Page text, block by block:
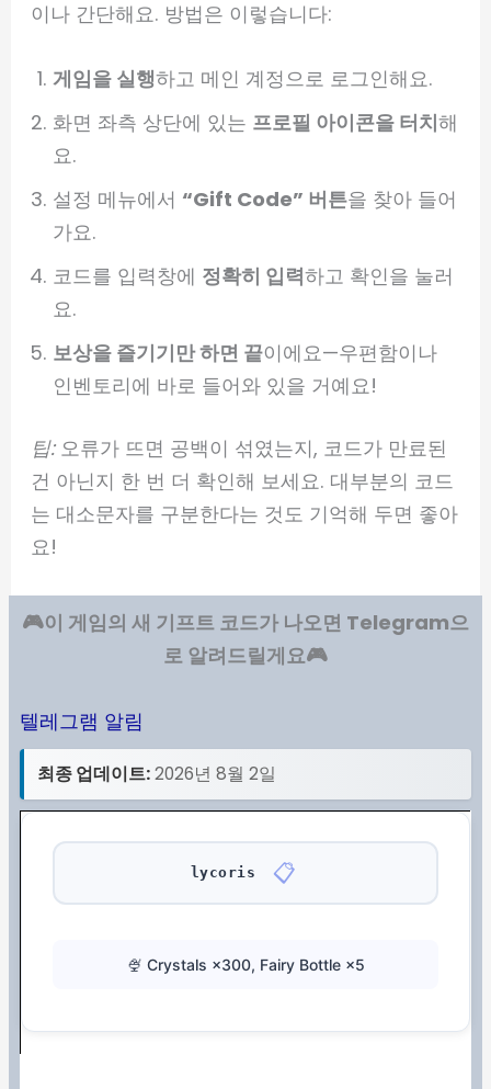
이나 간단해요. 방법은 이렇습니다:
게임을 실행하고 메인 계정으로 로그인해요.
화면 좌측 상단에 있는 프로필 아이콘을 터치해
요.
설정 메뉴에서 “Gift Code” 버튼을 찾아 들어
가요.
코드를 입력창에 정확히 입력하고 확인을 눌러
요.
보상을 즐기기만 하면 끝이에요—우편함이나
인벤토리에 바로 들어와 있을 거예요!
팁:오류가 뜨면 공백이 섞였는지, 코드가 만료된
건 아닌지 한 번 더 확인해 보세요. 대부분의 코드
는 대소문자를 구분한다는 것도 기억해 두면 좋아
요!
🎮이 게임의 새 기프트 코드가 나오면 Telegram으
로 알려드릴게요🎮
텔레그램 알림
최종 업데이트:2026년 8월 2일
lycoris 📋
🍨 Crystals ×300, Fairy Bottle ×5